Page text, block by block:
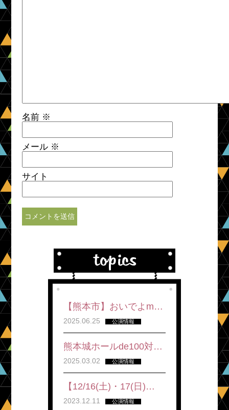
名前 ※
メール ※
サイト
【熊本市】おいでよm…
2025.06.25 公演情報
熊本城ホールde100対…
2025.03.02 公演情報
【12/16(土)・17(日)…
2023.12.11 公演情報